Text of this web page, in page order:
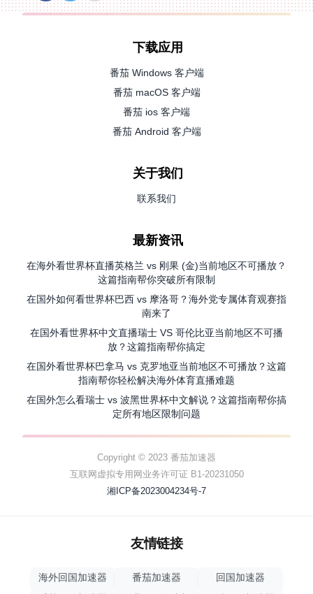
下载应用
番茄 Windows 客户端
番茄 macOS 客户端
番茄 ios 客户端
番茄 Android 客户端
关于我们
联系我们
最新资讯
在海外看世界杯直播英格兰 vs 刚果 (金)当前地区不可播放？
这篇指南帮你突破所有限制
在国外如何看世界杯巴西 vs 摩洛哥？海外党专属体育观赛指
南来了
在国外看世界杯中文直播瑞士 VS 哥伦比亚当前地区不可播
放？这篇指南帮你搞定
在国外看世界杯巴拿马 vs 克罗地亚当前地区不可播放？这篇
指南帮你轻松解决海外体育直播难题
在国外怎么看瑞士 vs 波黑世界杯中文解说？这篇指南帮你搞
定所有地区限制问题
Copyright © 2023 番茄加速器
互联网虚拟专用网业务许可证 B1-20231050
湘ICP备2023004234号-7
友情链接
海外回国加速器 番茄加速器
回国加速器